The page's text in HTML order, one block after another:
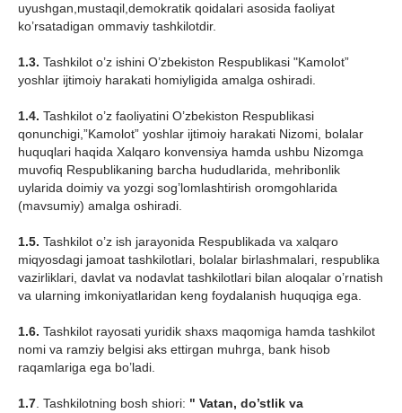
uyushgan,mustaqil,demokratik qoidalari asosida faoliyat
ko’rsatadigan ommaviy tashkilotdir.
1.3. Tashkilot o’z ishini O’zbekiston Respublikasi "Kamolot”
yoshlar ijtimoiy harakati homiyligida amalga oshiradi.
1.4. Tashkilot o’z faoliyatini O’zbekiston Respublikasi
qonunchigi,”Kamolot” yoshlar ijtimoiy harakati Nizomi, bolalar
huquqlari haqida Xalqaro konvensiya hamda ushbu Nizomga
muvofiq Respublikaning barcha hududlarida, mehribonlik
uylarida doimiy va yozgi sog’lomlashtirish oromgohlarida
(mavsumiy) amalga oshiradi.
1.5. Tashkilot o’z ish jarayonida Respublikada va xalqaro
miqyosdagi jamoat tashkilotlari, bolalar birlashmalari, respublika
vazirliklari, davlat va nodavlat tashkilotlari bilan aloqalar o’rnatish
va ularning imkoniyatlaridan keng foydalanish huquqiga ega.
1.6. Tashkilot rayosati yuridik shaxs maqomiga hamda tashkilot
nomi va ramziy belgisi aks ettirgan muhrga, bank hisob
raqamlariga ega bo’ladi.
1.7 . Tashkilotning bosh shiori: " Vatan, do’stlik va